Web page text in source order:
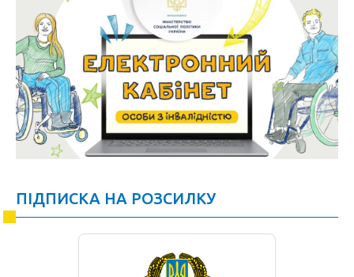
ПІДПИСКА НА РОЗСИЛКУ